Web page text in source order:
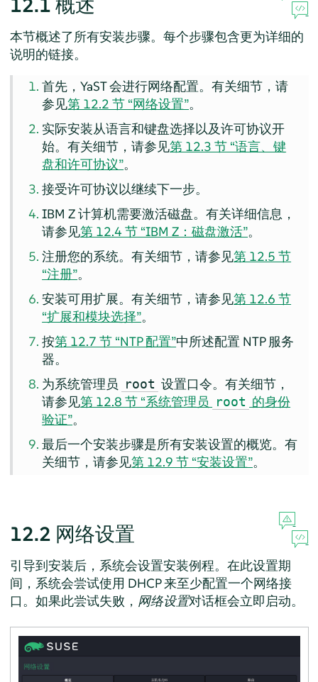
12.1 概述
本节概述了所有安装步骤。每个步骤包含更为详细的
说明的链接。
首先，YaST 会进行网络配置。有关细节，请
参见第 12.2 节 “网络设置”。
实际安装从语言和键盘选择以及许可协议开
始。有关细节，请参见第 12.3 节 “语言、键
盘和许可协议”。
接受许可协议以继续下一步。
IBM Z 计算机需要激活磁盘。有关详细信息，
请参见第 12.4 节 “IBM Z：磁盘激活”。
注册您的系统。有关细节，请参见第 12.5 节
“注册”。
安装可用扩展。有关细节，请参见第 12.6 节
“扩展和模块选择”。
按第 12.7 节 “NTP 配置”中所述配置 NTP 服务
器。
为系统管理员
root 设置口令。有关细节，
请参见第 12.8 节 “系统管理员 root 的身份
验证”。
最后一个安装步骤是所有安装设置的概览。有
关细节，请参见第 12.9 节 “安装设置”。
12.2 网络设置
引导到安装后，系统会设置安装例程。在此设置期
间，系统会尝试使用 DHCP 来至少配置一个网络接
口。如果此尝试失败， 网络设置对话框会立即启动。